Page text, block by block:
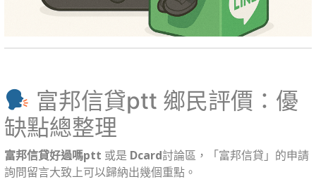
富邦信貸ptt 鄉民評價：優
缺點總整理
富邦信貸好過嗎ptt 或是 Dcard討論區，「富邦信貸」的申請
詢問留言大致上可以歸納出幾個重點。